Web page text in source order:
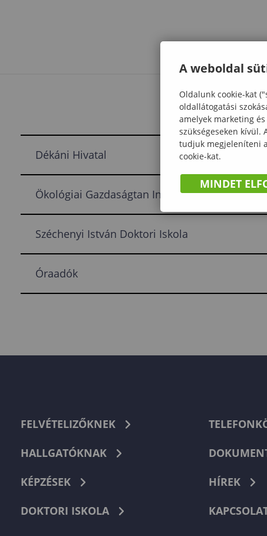
Dékáni Hivatal
Ökológiai Gazdaságtan Intézet
Széchenyi István Doktori Iskola
Óraadók
FELVÉTELIZŐKNEK
HALLGATÓKNAK
KÉPZÉSEK
DOKTORI ISKOLA
HÍREK
A weboldal
Oldalunk cookie-kat
oldallátogatási
amelyek marketing
szükségeseken kívül.
tudjuk megjeleníteni
cookie-kat.
MINDET